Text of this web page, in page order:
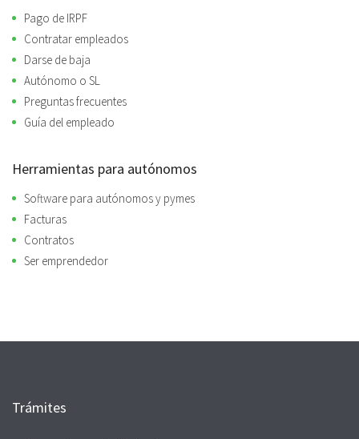
Pago de IRPF
Contratar empleados
Darse de baja
Autónomo o SL
Preguntas frecuentes
Guía del empleado
Herramientas para autónomos
Software para autónomos y pymes
Facturas
Contratos
Ser emprendedor
Trámites